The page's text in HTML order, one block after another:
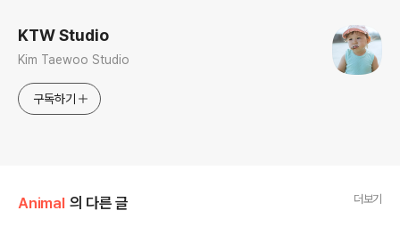
KTW Studio
Kim Taewoo Studio
구독하기
Animal 의 다른 글 더보기